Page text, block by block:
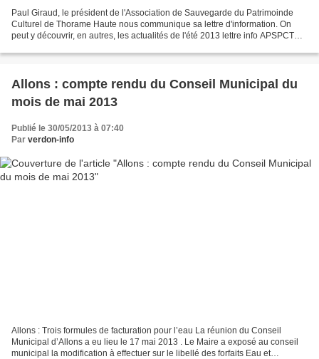
Paul Giraud, le président de l'Association de Sauvegarde du Patrimoinde
Culturel de Thorame Haute nous communique sa lettre d'information. On
peut y découvrir, en autres, les actualités de l'été 2013 lettre info APSPCTH
Allons : compte rendu du Conseil Municipal du
mois de mai 2013
Publié le 30/05/2013 à 07:40
Par verdon-info
Allons : Trois formules de facturation pour l’eau La réunion du Conseil
Municipal d’Allons a eu lieu le 17 mai 2013 . Le Maire a exposé au conseil
municipal la modification à effectuer sur le libellé des forfaits Eau et